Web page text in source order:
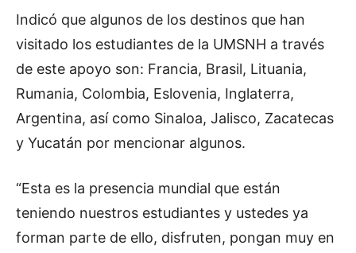
Indicó que algunos de los destinos que han
visitado los estudiantes de la UMSNH a través
de este apoyo son: Francia, Brasil, Lituania,
Rumania, Colombia, Eslovenia, Inglaterra,
Argentina, así como Sinaloa, Jalisco, Zacatecas
y Yucatán por mencionar algunos.
“Esta es la presencia mundial que están
teniendo nuestros estudiantes y ustedes ya
forman parte de ello, disfruten, pongan muy en